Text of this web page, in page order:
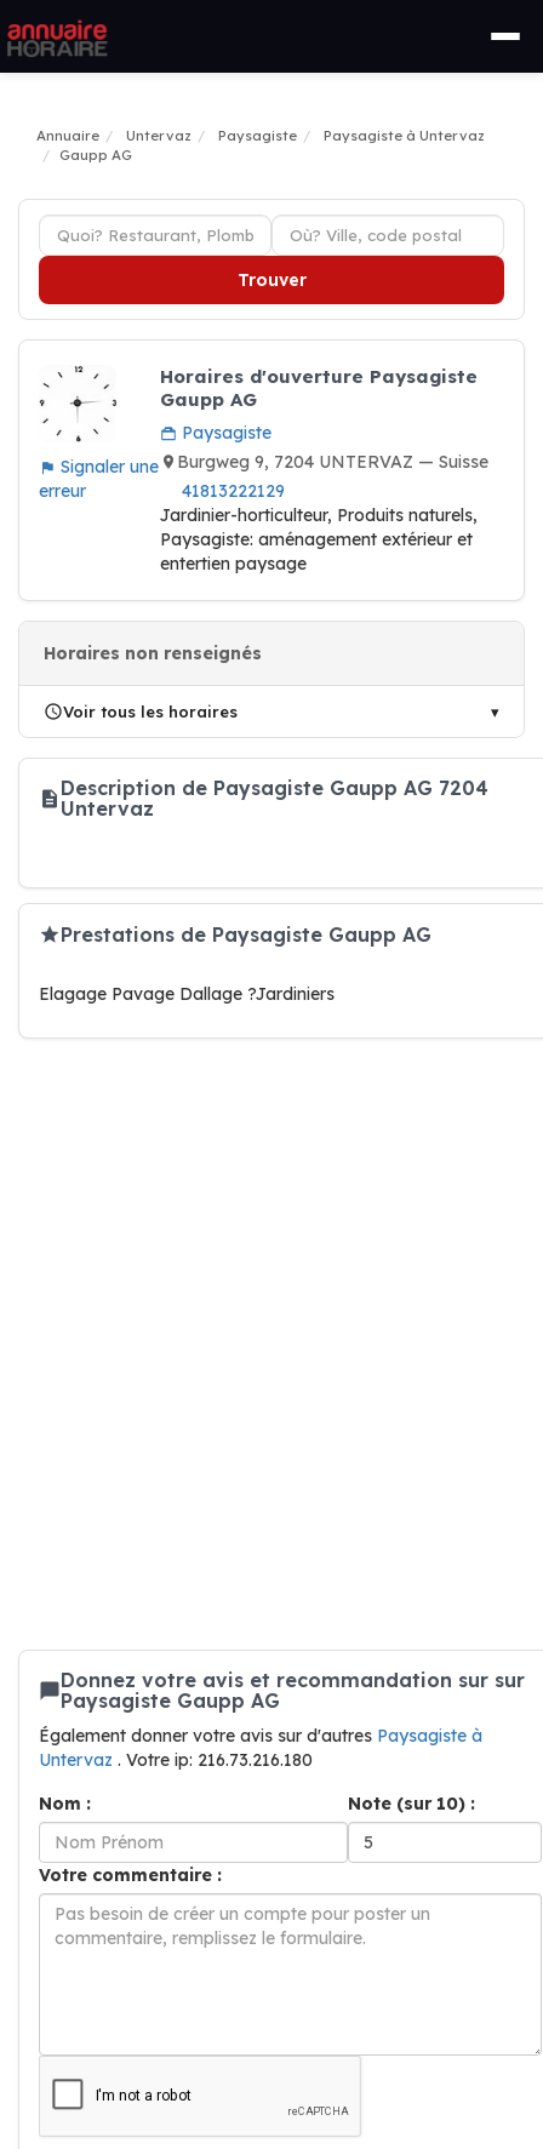
Annuaire Untervaz Paysagiste
Paysagiste à Untervaz
Gaupp AG
Trouver
Signaler une
erreur
Horaires d'ouverture Paysagiste
Gaupp AG
Paysagiste
Burgweg 9, 7204 UNTERVAZ — Suisse
41813222129
Jardinier-horticulteur, Produits naturels,
Paysagiste: aménagement extérieur et
entertien paysage
Horaires non renseignés
Voir tous les horaires
Description de Paysagiste Gaupp AG 7204
Untervaz
Prestations de Paysagiste Gaupp AG
Elagage Pavage Dallage ?Jardiniers
Donnez votre avis et recommandation sur sur
Paysagiste Gaupp AG
Également donner votre avis sur d'autres Paysagiste à
Untervaz . Votre ip: 216.73.216.180
Nom :
Note (sur 10) :
Votre commentaire :